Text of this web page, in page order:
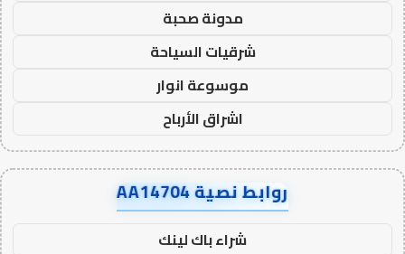
مدونة صحبة
شرقيات السياحة
موسوعة انوار
اشراق الأرباح
روابط نصية AA14704
شراء باك لينك